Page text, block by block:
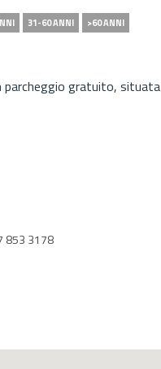
31-60 ANNI >60 ANNI
parcheggio gratuito, situata
853 3178